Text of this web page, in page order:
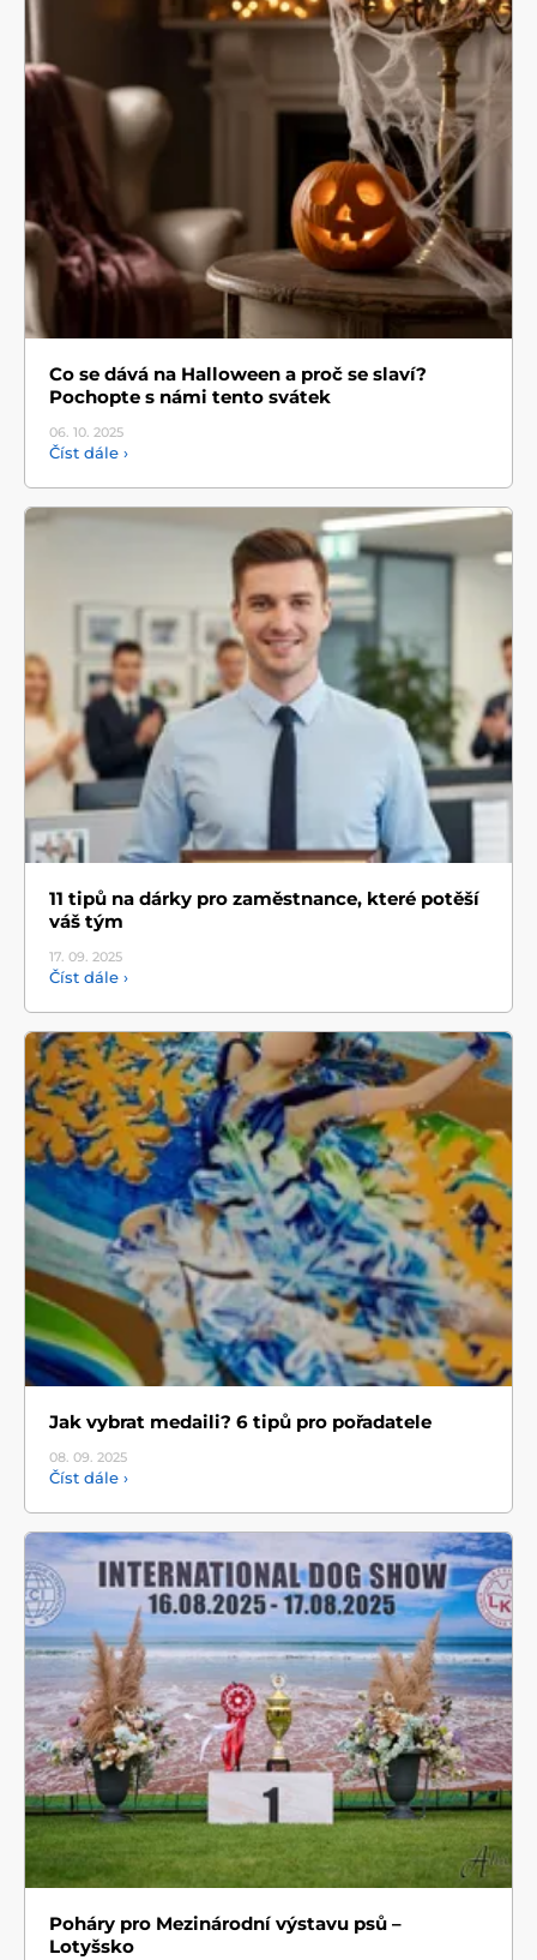
Co se dává na Halloween a proč se slaví?
Pochopte s námi tento svátek
06. 10. 2025
Číst dále ›
11 tipů na dárky pro zaměstnance, které potěší
váš tým
17. 09. 2025
Číst dále ›
Jak vybrat medaili? 6 tipů pro pořadatele
08. 09. 2025
Číst dále ›
Poháry pro Mezinárodní výstavu psů –
Lotyšsko